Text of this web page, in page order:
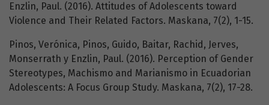
Enzlin, Paul. (2016). Attitudes of Adolescents toward
Violence and Their Related Factors. Maskana, 7(2), 1-15.
Pinos, Verónica, Pinos, Guido, Baitar, Rachid, Jerves,
Monserrath y Enzlin, Paul. (2016). Perception of Gender
Stereotypes, Machismo and Marianismo in Ecuadorian
Adolescents: A Focus Group Study. Maskana, 7(2), 17-28.